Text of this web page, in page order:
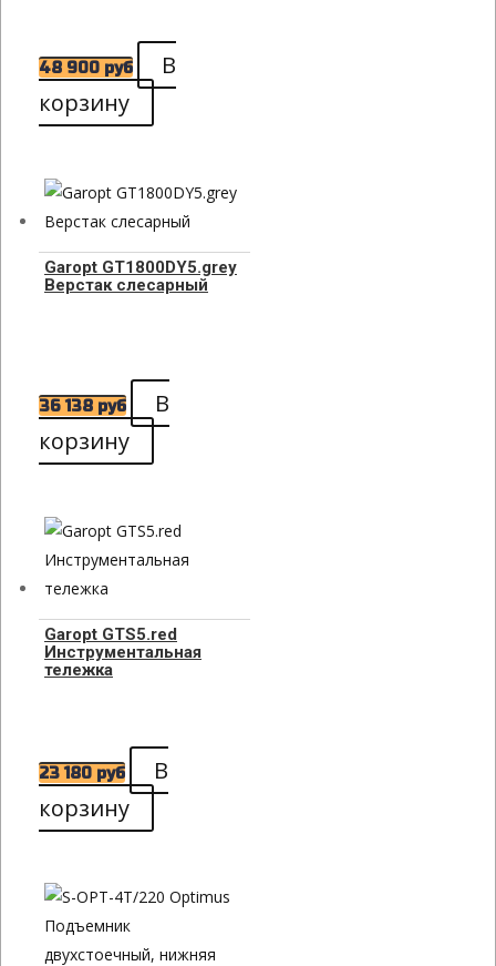
48 900 руб
В
корзину
Garopt GT1800DY5.grey
Верстак слесарный
36 138 руб
В
корзину
Garopt GTS5.red
Инструментальная
тележка
23 180 руб
В
корзину